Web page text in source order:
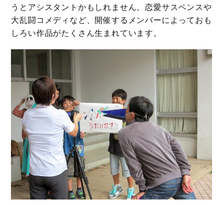
うとアシスタントかもしれません。恋愛サスペンスや
大乱闘コメディなど、開催するメンバーによっておも
しろい作品がたくさん生まれています。